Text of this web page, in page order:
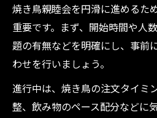
焼き鳥親睦会を円滑に進めるた
重要です。まず、開始時間や人
題の有無などを明確にし、事前
わせを行いましょう。
進行中は、焼き鳥の注文タイミ
整、飲み物のペース配分などに